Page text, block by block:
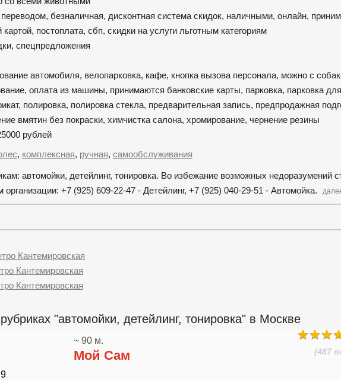
безналичная, дисконтная система скидок, наличными, онлайн,
постоплата, сбп, скидки на услуги льготным категориям
спецпредложения
автомобиля, велопарковка, кафе, кнопка вызова персонала, можно с
оплата из машины, принимаются банковские карты, парковка, парковка
полировка, полировка стекла, предварительная запись, предпродажная
вмятин без покраски, химчистка салона, хромирование, чернение резины
рублей
, комплексная, ручная, самообслуживания
автомойки, детейлинг, тонировка. Во избежание возможных недоразумений
+7 (925) 609-22-47 - Детейлинг, +7 (925) 040-29-51 - Автомойка.
Кантемировская
Кантемировская
Кантемировская
"автомойки, детейлинг, тонировка" в Москве
(487
~ 90 м.
Мой Сам